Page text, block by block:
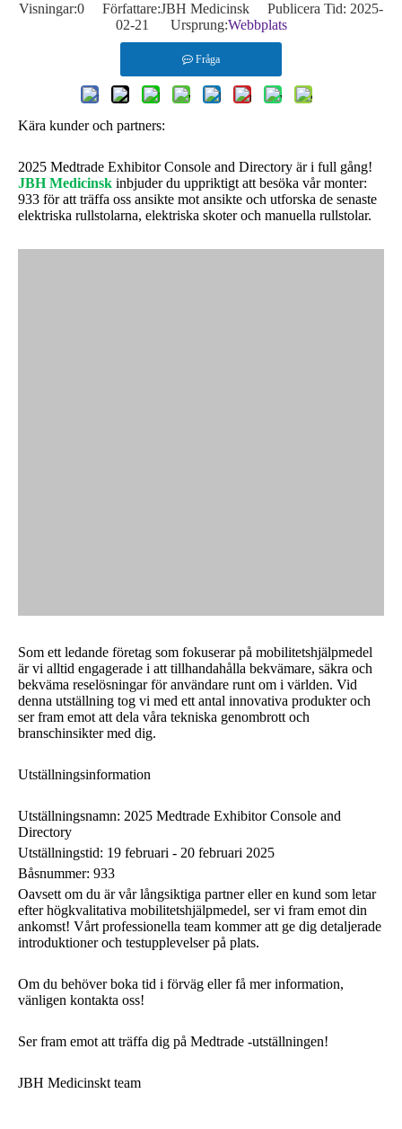
Visningar:0 Författare:JBH Medicinsk Publicera Tid: 2025-
02-21 Ursprung:Webbplats
Fråga
Kära kunder och partners:
2025 Medtrade Exhibitor Console and Directory är i full gång!
JBH Medicinsk inbjuder du uppriktigt att besöka vår monter:
933 för att träffa oss ansikte mot ansikte och utforska de senaste
elektriska rullstolarna, elektriska skoter och manuella rullstolar.
Som ett ledande företag som fokuserar på mobilitetshjälpmedel
är vi alltid engagerade i att tillhandahålla bekvämare, säkra och
bekväma reselösningar för användare runt om i världen. Vid
denna utställning tog vi med ett antal innovativa produkter och
ser fram emot att dela våra tekniska genombrott och
branschinsikter med dig.
Utställningsinformation
Utställningsnamn: 2025 Medtrade Exhibitor Console and
Directory
Utställningstid: 19 februari - 20 februari 2025
Båsnummer: 933
Oavsett om du är vår långsiktiga partner eller en kund som letar
efter högkvalitativa mobilitetshjälpmedel, ser vi fram emot din
ankomst! Vårt professionella team kommer att ge dig detaljerade
introduktioner och testupplevelser på plats.
Om du behöver boka tid i förväg eller få mer information,
vänligen kontakta oss!
Ser fram emot att träffa dig på Medtrade -utställningen!
JBH Medicinskt team